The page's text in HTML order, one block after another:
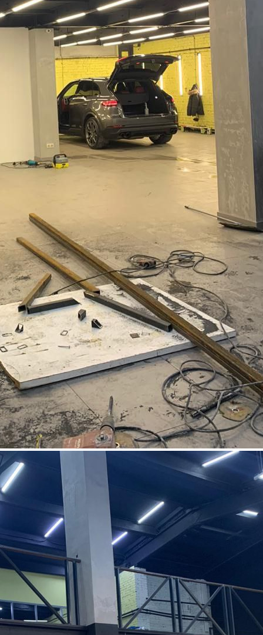
Продажа
116648 - Г. МОСКВА,
НАГАТИНСКАЯ УЛИЦА,
Д.16
Москва / Московская обл
Получить контакты Посмотреть на карте
Продается помещение площадью 449.6 кв.м (1 этаж - 265 кв,
антресоль - 184,6 квм). Административное здание
располагается во дворе ТЦ Конфетти. Большие ворота.
Большие окна. Рабочее состояние. В данный момент сдается в
аренду - швейное производство. Офисная зона. Санузел.
Собственник - физ лицо. ДКП 2012 г. Опе...
264 (+2)
Навигация
Характеристики
О помещении
Где находится
Контакты
Другие объявления
Характеристики помещения
№ объявления
Дата размещения
03.10.2025
Город
Москва
Нагатинская улица, д.16
Расположено
Этаж
1
Предлагается
Продажа
Желаемый / подходящий вид деятельности
Не указано
Назначение
Не указано
Размер площади (м2)